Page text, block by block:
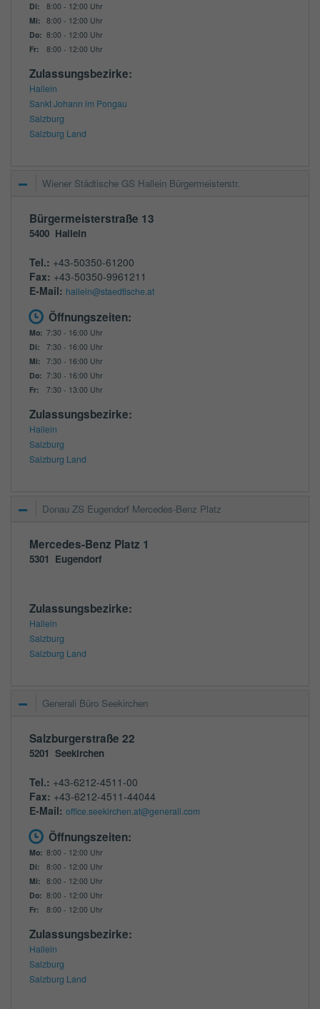
Di:
8:00 - 12:00 Uhr
Mi: 8:00 - 12:00 Uhr
Do: 8:00 - 12:00 Uhr
Fr:
8:00 - 12:00 Uhr
Zulassungsbezirke:
Hallein
Sankt Johann im Pongau
Salzburg
Salzburg Land
Wiener Städtische GS Hallein Bürgermeisterstr.
Bürgermeisterstraße 13
5400 Hallein
Tel.: +43-50350-61200
Fax: +43-50350-9961211
E-Mail: hallein@staedtische.at
Öffnungszeiten:
Mo: 7:30 - 16:00 Uhr
Di:
7:30 - 16:00 Uhr
Mi: 7:30 - 16:00 Uhr
Do: 7:30 - 16:00 Uhr
Fr:
7:30 - 13:00 Uhr
Zulassungsbezirke:
Hallein
Salzburg
Salzburg Land
Donau ZS Eugendorf Mercedes-Benz Platz
Mercedes-Benz Platz 1
5301 Eugendorf
Zulassungsbezirke:
Hallein
Salzburg
Salzburg Land
Generali Büro Seekirchen
Salzburgerstraße 22
5201 Seekirchen
Tel.: +43-6212-4511-00
Fax: +43-6212-4511-44044
E-Mail: office.seekirchen.at@generali.com
Öffnungszeiten:
Mo: 8:00 - 12:00 Uhr
Di:
8:00 - 12:00 Uhr
Mi: 8:00 - 12:00 Uhr
Do: 8:00 - 12:00 Uhr
Fr:
8:00 - 12:00 Uhr
Zulassungsbezirke:
Hallein
Salzburg
Salzburg Land